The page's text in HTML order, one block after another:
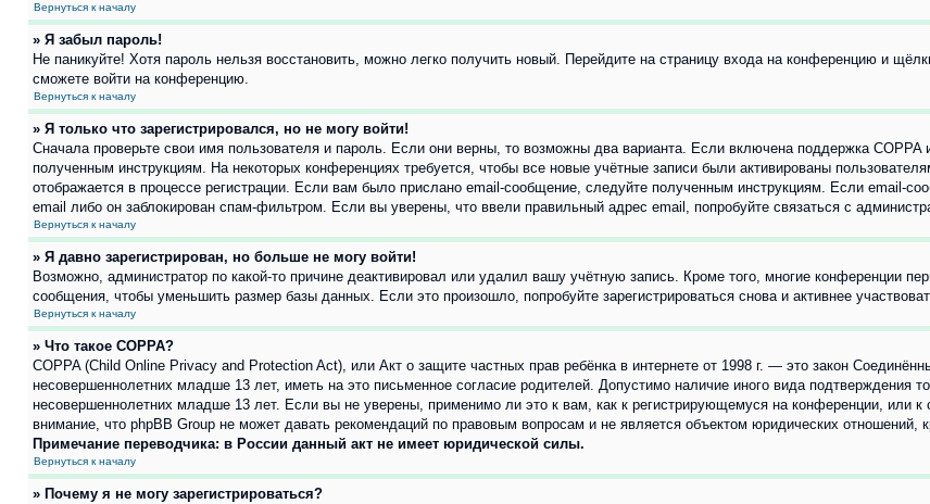
Вернуться к началу
» Я забыл пароль!
Не паникуйте! Хотя пароль нельзя восстановить, можно легко получить новый. Перейдите на страницу входа на конференцию и
сможете войти на конференцию.
Вернуться к началу
» Я только что зарегистрировался, но не могу войти!
Сначала проверьте свои имя пользователя и пароль. Если они верны, то возможны два варианта. Если включена поддержка COPPA
полученным инструкциям. На некоторых конференциях требуется, чтобы все новые учётные записи были активированы
отображается в процессе регистрации. Если вам было прислано email-сообщение, следуйте полученным инструкциям. Если email-
email либо он заблокирован спам-фильтром. Если вы уверены, что ввели правильный адрес email, попробуйте связаться с
Вернуться к началу
» Я давно зарегистрирован, но больше не могу войти!
Возможно, администратор по какой-то причине деактивировал или удалил вашу учётную запись. Кроме того, многие конференции
сообщения, чтобы уменьшить размер базы данных. Если это произошло, попробуйте зарегистрироваться снова и активнее
Вернуться к началу
» Что такое COPPA?
COPPA (Child Online Privacy and Protection Act), или Акт о защите частных прав ребёнка в интернете от 1998 г. — это закон
несовершеннолетних младше 13 лет, иметь на это письменное согласие родителей. Допустимо наличие иного вида подтверждения
несовершеннолетних младше 13 лет. Если вы не уверены, применимо ли это к вам, как к регистрирующемуся на конференции, или
внимание, что phpBB Group не может давать рекомендаций по правовым вопросам и не является объектом юридических отношений,
Примечание переводчика: в России данный акт не имеет юридической силы.
Вернуться к началу
» Почему я не могу зарегистрироваться?